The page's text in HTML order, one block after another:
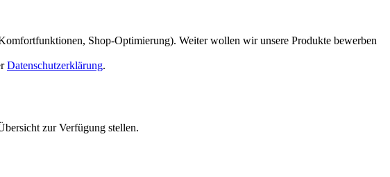
Shop-Optimierung). Weiter wollen wir unsere Produkte bewerben
Datenschutzerklärung.
zur Verfügung stellen.